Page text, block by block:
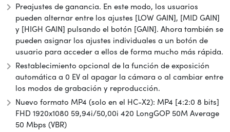
Preajustes de ganancia. En este modo, los usuarios
pueden alternar entre los ajustes [LOW GAIN], [MID GAIN]
y [HIGH GAIN] pulsando el botón [GAIN]. Ahora también se
pueden asignar los ajustes individuales a un botón de
usuario para acceder a ellos de forma mucho más rápida.
Restablecimiento opcional de la función de exposición
automática a 0 EV al apagar la cámara o al cambiar entre
los modos de grabación y reproducción.
Nuevo formato MP4 (solo en el HC-X2): MP4 [4:2:0 8 bits]
FHD 1920x1080 59,94i/50,00i 420 LongGOP 50M Average
50 Mbps (VBR)